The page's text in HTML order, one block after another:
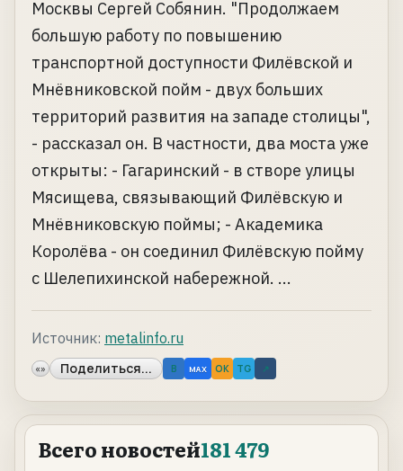
Москвы Сергей Собянин. "Продолжаем
большую работу по повышению
транспортной доступности Филёвской и
Мнёвниковской пойм - двух больших
территорий развития на западе столицы",
- рассказал он. В частности, два моста уже
открыты: - Гагаринский - в створе улицы
Мясищева, связывающий Филёвскую и
Мнёвниковскую поймы; - Академика
Королёва - он соединил Филёвскую пойму
с Шелепихинской набережной. ...
Источник: metalinfo.ru
«» Поделиться... B MAX OK TG ↗
Всего новостей181 479